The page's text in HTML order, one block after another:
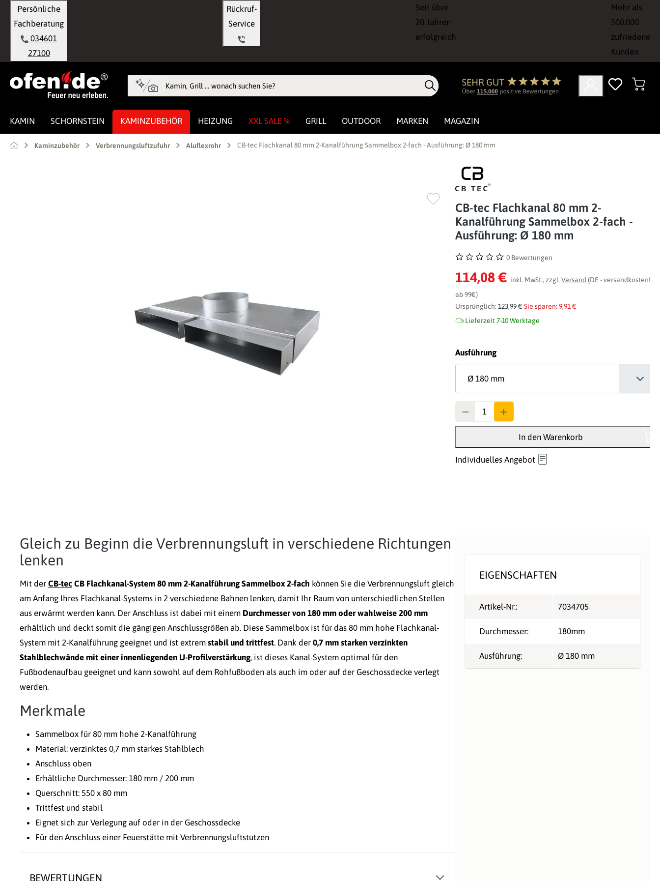
Zur Hauptnavigation springen
Persönliche
Fachberatung
034601
27100
Rückruf-
Seit über
20 Jahren
erfolgreich
Mehr als
500.000
zufriedene
Kunden
KAMIN SCHORNSTEIN KAMINZUBEHÖR HEIZUNG XXL SALE % GRILL OUTDOOR MARKEN MAGAZIN
Kaminzubehör Verbrennungsluftzufuhr Aluflexrohr CB-tec Flachkanal 80 mm 2-Kanalführung Sammelbox 2-fach - Ausführung: Ø 180 mm
CB-tec Flachkanal 80 mm 2-
Kanalführung Sammelbox 2-fach -
Ausführung: Ø 180 mm
Durchschnittliche Bewertung von 0 von 5 Sternen
0 Bewertungen
114,08 € inkl. MwSt., zzgl.Versand (DE - versandkostenfrei
ab 99€)
Ursprünglich:123,99 €Sie sparen: 9,91 €
Lieferzeit 7-10 Werktage
Ausführungauswählen
In den Warenkorb
Individuelles Angebot
Gleich zu Beginn die Verbrennungsluft in verschiedene Richtungen
lenken
Mit der CB-tec CB Flachkanal-System 80 mm 2-Kanalführung Sammelbox 2-fach können Sie die Verbrennungsluft gleich
am Anfang Ihres Flachkanal-Systems in 2 verschiedene Bahnen lenken, damit Ihr Raum von unterschiedlichen Stellen
aus erwärmt werden kann. Der Anschluss ist dabei mit einem Durchmesser von 180 mm oder wahlweise 200 mm
erhältlich und deckt somit die gängigen Anschlussgrößen ab. Diese Sammelbox ist für das 80 mm hohe Flachkanal-
System mit 2-Kanalführung geeignet und ist extrem stabil und trittfest. Dank der 0,7 mm starken verzinkten
Stahlblechwände mit einer innenliegenden U-Profilverstärkung, ist dieses Kanal-System optimal für den
Fußbodenaufbau geeignet und kann sowohl auf dem Rohfußboden als auch im oder auf der Geschossdecke verlegt
werden.
Merkmale
Sammelbox für 80 mm hohe 2-Kanalführung
Material: verzinktes 0,7 mm starkes Stahlblech
Anschluss oben
Erhältliche Durchmesser: 180 mm / 200 mm
Querschnitt: 550 x 80 mm
Trittfest und stabil
Eignet sich zur Verlegung auf oder in der Geschossdecke
Für den Anschluss einer Feuerstätte mit Verbrennungsluftstutzen
BEWERTUNGEN
EIGENSCHAFTEN
Artikel-Nr.: 7034705
Durchmesser: 180mm
Ausführung: Ø 180 mm